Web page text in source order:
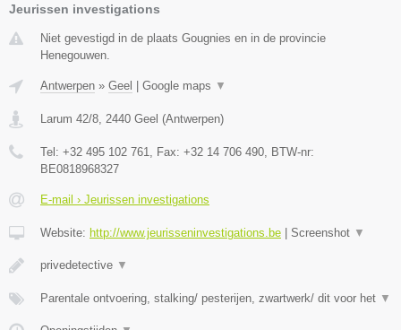
Jeurissen investigations
Niet gevestigd in de plaats Gougnies en in de provincie
Henegouwen.
Antwerpen » Geel | Google maps ▼
Larum 42/8 2440 Geel (Antwerpen)
Tel: +32 495 102 761 , Fax: +32 14 706 490 , BTW-nr:
BE0818968327
E-mail › Jeurissen investigations
Website: http://www.jeurisseninvestigations.be | Screenshot ▼
privedetective ▼
Parentale ontvoering, stalking/ pesterijen, zwartwerk/ dit voor het ▼